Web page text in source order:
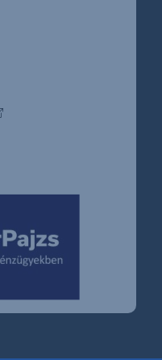
oldalra ugrik)
oldalra ugrik)
oldalra ugrik)